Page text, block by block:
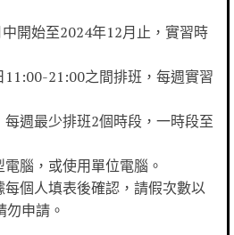
開始至2024年12月止，實習時
21:00之間排班，每週實習
週最少排班2個時段，一時段至
腦，或使用單位電腦。
個人填表後確認，請假次數以
申請。